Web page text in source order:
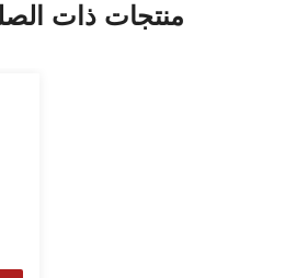
منتجات ذات